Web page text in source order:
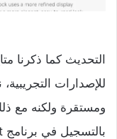
التحديث كما ذكرنا
للإصدارات
ومستقرة ولكنه مع